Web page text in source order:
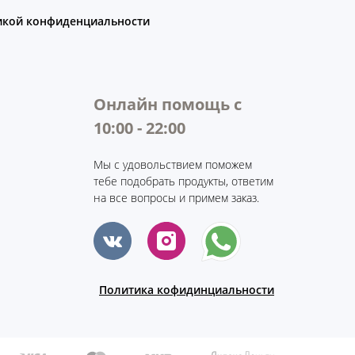
конфиденциальности
Онлайн помощь с
10:00 - 22:00
Мы с удовольствием поможем
тебе подобрать продукты, ответим
на все вопросы и примем заказ.
Политика кофидинциальности